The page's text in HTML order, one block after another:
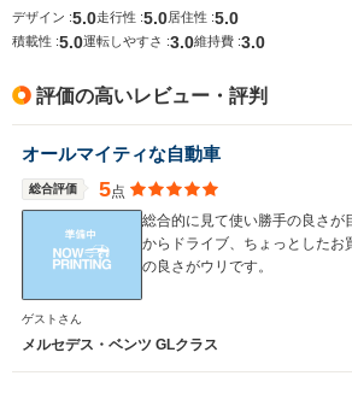
デザイン :5.0走行性 :5.0居住性 :5.0
積載性 :5.0運転しやすさ :3.0維持費 :3.0
評価の高いレビュー・評判
オールマイティな自動車
総合評価 5点
総合的に見て使い勝手の良さが
からドライブ、ちょっとしたお
の良さがウリです。
ゲストさん
メルセデス・ベンツ GLクラス